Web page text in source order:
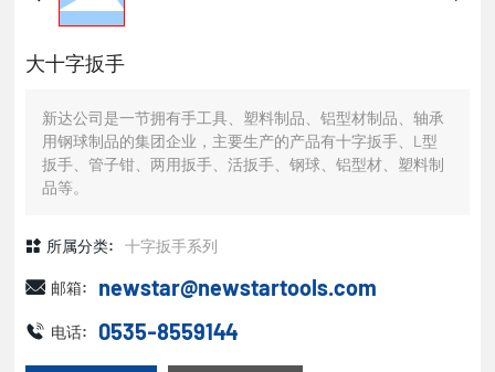
大十字扳手
新达公司是一节拥有手工具、塑料制品、铝型材制品、轴承
用钢球制品的集团企业，主要生产的产品有十字扳手、L型
扳手、管子钳、两用扳手、活扳手、钢球、铝型材、塑料制
品等。
所属分类: 十字扳手系列
邮箱: newstar@newstartools.com
电话: 0535-8559144